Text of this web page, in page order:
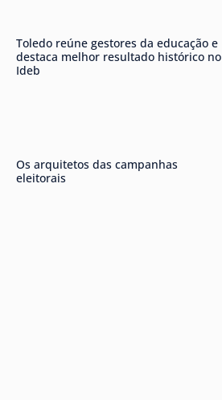
Toledo reúne gestores da educação e
destaca melhor resultado histórico no
Ideb
Os arquitetos das campanhas
eleitorais